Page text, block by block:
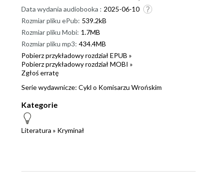
Data wydania audiobooka : 2025-06-10
Rozmiar pliku ePub: 539.2kB
Rozmiar pliku Mobi: 1.7MB
Rozmiar pliku mp3: 434.4MB
Pobierz przykładowy rozdział EPUB »
Pobierz przykładowy rozdział MOBI »
Zgłoś erratę
Serie wydawnicze: Cykl o Komisarzu Wrońskim
Kategorie
Literatura » Kryminał